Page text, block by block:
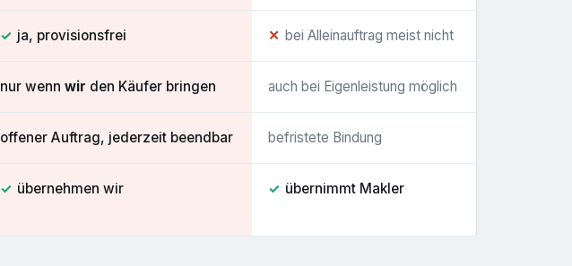
✓ ja, provisionsfrei ✕ bei Alleinauftrag meist nicht
nur wenn wir den Käufer bringen auch bei Eigenleistung möglich
offener Auftrag, jederzeit beendbar befristete Bindung
✓ übernehmen wir ✓ übernimmt Makler